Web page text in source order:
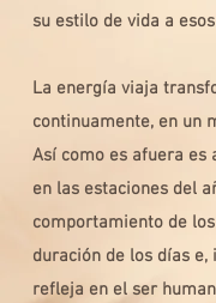
su estilo de vida a
La energía viaja
continuamente, en un
Así como es afuera es
en las estaciones del
comportamiento de
duración de los días e,
refleja en el ser